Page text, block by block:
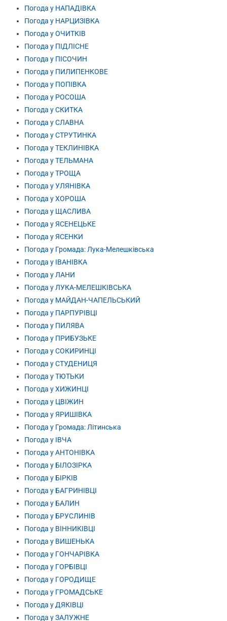
Погода у НАПАДІВКА
Погода у НАРЦИЗІВКА
Погода у ОЧИТКІВ
Погода у ПІДЛІСНЕ
Погода у ПІСОЧИН
Погода у ПИЛИПЕНКОВЕ
Погода у ПОПІВКА
Погода у РОСОША
Погода у СКИТКА
Погода у СЛАВНА
Погода у СТРУТИНКА
Погода у ТЕКЛИНІВКА
Погода у ТЕЛЬМАНА
Погода у ТРОЩА
Погода у УЛЯНІВКА
Погода у ХОРОША
Погода у ЩАСЛИВА
Погода у ЯСЕНЕЦЬКЕ
Погода у ЯСЕНКИ
Погода у Громада: Лука-Мелешківська
Погода у ІВАНІВКА
Погода у ЛАНИ
Погода у ЛУКА-МЕЛЕШКІВСЬКА
Погода у МАЙДАН-ЧАПЕЛЬСЬКИЙ
Погода у ПАРПУРІВЦІ
Погода у ПИЛЯВА
Погода у ПРИБУЗЬКЕ
Погода у СОКИРИНЦІ
Погода у СТУДЕНИЦЯ
Погода у ТЮТЬКИ
Погода у ХИЖИНЦІ
Погода у ЦВІЖИН
Погода у ЯРИШІВКА
Погода у Громада: Літинська
Погода у ІВЧА
Погода у АНТОНІВКА
Погода у БІЛОЗІРКА
Погода у БІРКІВ
Погода у БАГРИНІВЦІ
Погода у БАЛИН
Погода у БРУСЛИНІВ
Погода у ВІННИКІВЦІ
Погода у ВИШЕНЬКА
Погода у ГОНЧАРІВКА
Погода у ГОРБІВЦІ
Погода у ГОРОДИЩЕ
Погода у ГРОМАДСЬКЕ
Погода у ДЯКІВЦІ
Погода у ЗАЛУЖНЕ